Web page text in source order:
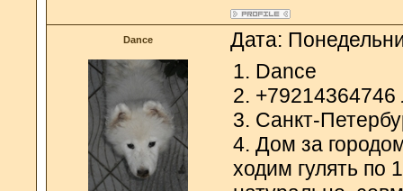
Dance Дата:
1. Dance
2.
3. Санкт-
4. Дом за
ходим гулять по